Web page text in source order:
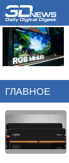
ГЛАВНОЕ